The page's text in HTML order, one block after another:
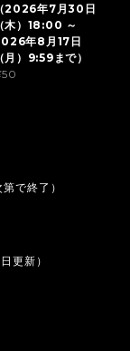
（2026年7月30日
（木）18:00 ～
年8月17日
（月）9:59まで）
で終了）
更新）